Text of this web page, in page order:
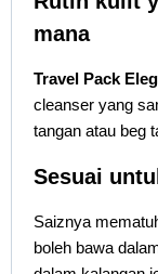
mana
Travel Pack
cleanser yang
tangan atau beg
Sesuai
Saiznya
boleh bawa